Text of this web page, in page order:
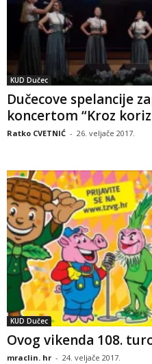
KUD Dučec
Dučecove spelancije
koncertom “Kroz
Ratko CVETNIĆ - 26. veljače 2017.
KUD Dučec
Ovog vikenda 108.
mraclin. hr - 24. veljače 2017.